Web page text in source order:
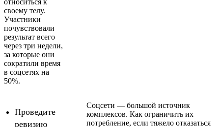
своему телу.
Участники
почувствовали
результат всего
через три недели,
за которые они
сократили время
в соцсетях на
50%.
Проведите
ревизию
Соцсети — большой источник
комплексов. Как ограничить их
потребление, если тяжело отказаться